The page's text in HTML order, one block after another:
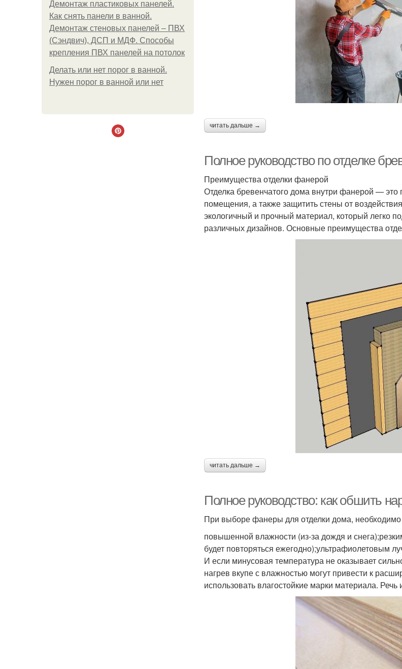
Демонтаж пластиковых панелей.
Как снять панели в ванной.
Демонтаж стеновых панелей – ПВХ
(Сэндвич), ДСП и МДФ. Способы
крепления ПВХ панелей на потолок
Делать или нет порог в ванной.
Нужен порог в ванной или нет
читать дальше →
Полное руководство по отделке
Преимущества отделки фанерой
Отделка бревенчатого дома внутри фанерой — это
помещения, а также защитить стены от
экологичный и прочный материал, который легко
различных дизайнов. Основные преимущества
читать дальше →
Полное руководство: как обшить
При выборе фанеры для отделки дома, необходимо
повышенной влажности (из-за дождя и
будет повторяться ежегодно);ультрафиолетовым
И если минусовая температура не оказывает
нагрев вкупе с влажностью могут привести к
использовать влагостойкие марки материала.